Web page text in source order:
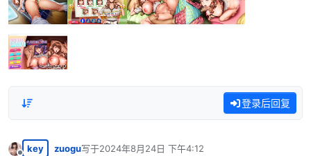
登录后回复
key zuogu写于2024年8月24日 下午4:12